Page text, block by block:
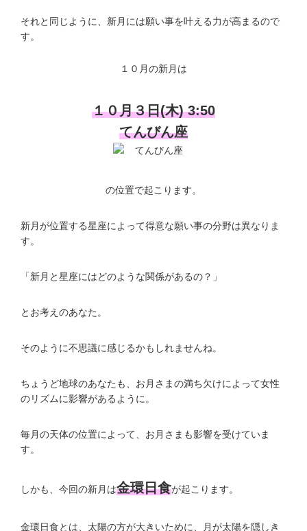
それと同じように、新月には願い事を叶える力が高まるので
す。
１０月の新月は
１０月３日(木) 3:50
てんびん座
の位置で起こります。
新月が位置する星座によって得意な願い事の分野は異なりま
す。
「新月と星座にはどのような関係があるの？」
とお考えのあなた。
そのように不思議に感じるかもしれませんね。
ちょうど地球のあなたも、お月さまの満ち欠けによって女性
のリズムに影響があるように。
毎月の天体の位置によって、お月さまも影響を受けていま
す。
しかも、今回の新月は金環日食が起こります。
金環日食とは、太陽の方が大きいために、月が太陽を隠しき